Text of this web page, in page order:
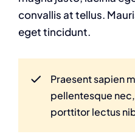
convallis at tellus.
eget tincidunt.
Praesent sapien
pellentesque
porttitor lectus